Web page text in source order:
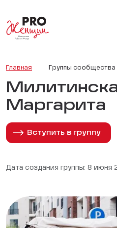
Главная Группы сообщества
Маргарита
Вступить в группу
Дата создания группы: 8 июня